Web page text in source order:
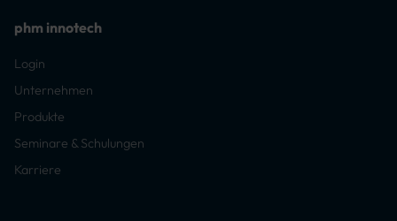
phm innotech
Login
Unternehmen
Produkte
Seminare & Schulungen
Karriere